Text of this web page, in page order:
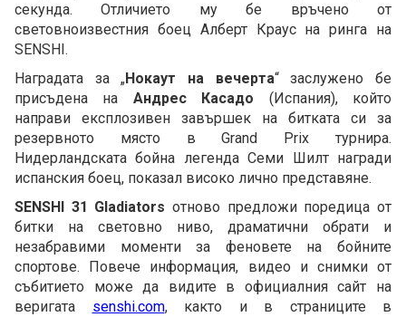
секунда. Отличието му бе връчено от
световноизвестния боец Алберт Краус на ринга на
SENSHI.
Наградата за „Нокаут на вечерта“ заслужено бе
присъдена на Андрес Касадо (Испания), който
направи експлозивен завършек на битката си за
резервното място в Grand Prix турнира.
Нидерландската бойна легенда Семи Шилт награди
испанския боец, показал високо лично представяне.
SENSHI 31 Gladiators отново предложи поредица от
битки на световно ниво, драматични обрати и
незабравими моменти за феновете на бойните
спортове. Повече информация, видео и снимки от
събитието може да видите в официалния сайт на
веригата senshi.com, както и в страниците в